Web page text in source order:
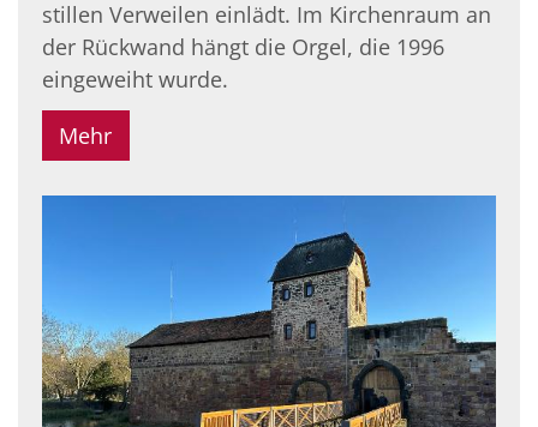
stillen Verweilen einlädt. Im Kirchenraum an
der Rückwand hängt die Orgel, die 1996
eingeweiht wurde.
Mehr